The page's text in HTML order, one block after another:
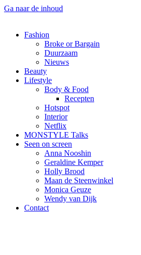
Ga naar de inhoud
Fashion
Broke or Bargain
Duurzaam
Nieuws
Beauty
Lifestyle
Body & Food
Recepten
Hotspot
Interior
Netflix
MONSTYLE Talks
Seen on screen
Anna Nooshin
Geraldine Kemper
Holly Brood
Maan de Steenwinkel
Monica Geuze
Wendy van Dijk
Contact